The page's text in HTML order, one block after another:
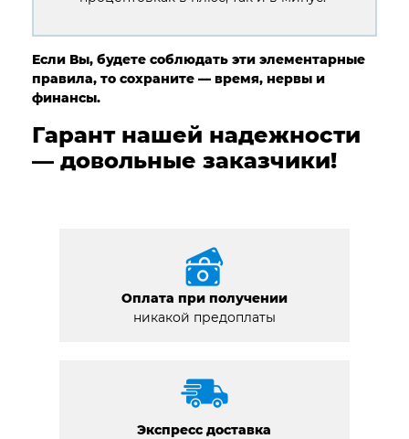
Если Вы, будете соблюдать эти элементарные
правила, то сохраните — время, нервы и
финансы.
Гарант нашей надежности
— довольные заказчики!
Оплата при получении
никакой предоплаты
Экспресс доставка